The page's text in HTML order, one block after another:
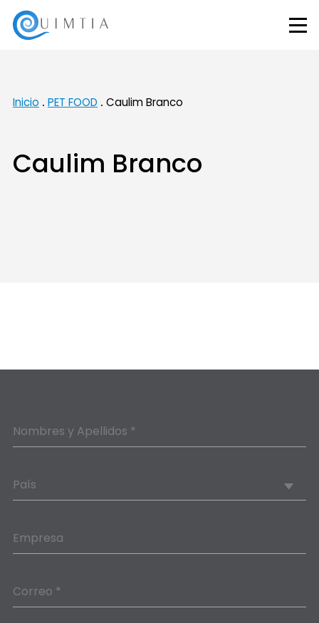
Inicio PET FOOD Caulim Branco
Caulim Branco
Nombres y Apellidos *
País
Empresa
Correo *